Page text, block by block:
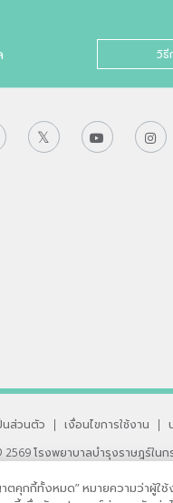
วิธี
นส่วนตัว | เงื่อนไขการใช้งาน |
2569 โรงพยาบาลบำรุงราษฎร์ในก
ตคุกกี้ทั้งหมด” หมายความว่าผู้ใช้